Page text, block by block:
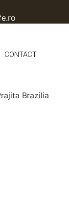
CONTACT
Brazilia